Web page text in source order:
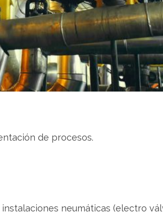
de procesos.
neumáticas (electro